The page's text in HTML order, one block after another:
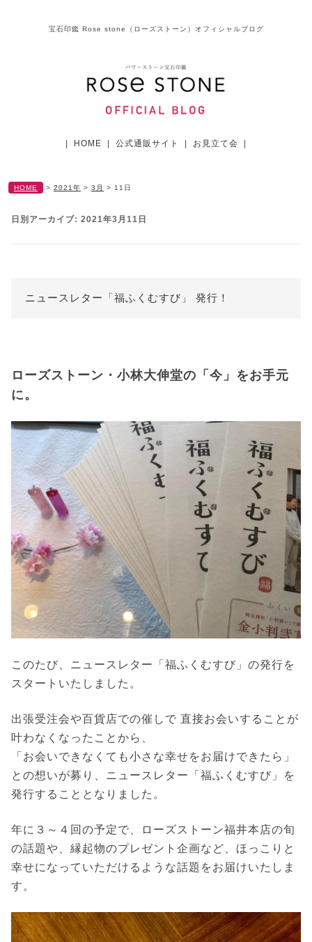
宝石印鑑 Rose stone（ローズストーン）オフィシャルブログ
HOME 公式通販サイト お見立て会
HOME > 2021年 > 3月 > 11日
日別アーカイブ: 2021年3月11日
ニュースレター「福ふくむすび」 発行！
ローズストーン・小林大伸堂の「今」をお手元
に。
このたび、ニュースレター「福ふくむすび」の発行を
スタートいたしました。
出張受注会や百貨店での催しで 直接お会いすることが
叶わなくなったことから、
「お会いできなくても小さな幸せをお届けできたら」
との想いが募り、ニュースレター「福ふくむすび」を
発行することとなりました。
年に３～４回の予定で、ローズストーン福井本店の旬
の話題や、縁起物のプレゼント企画など、ほっこりと
幸せになっていただけるような話題をお届けいたしま
す。